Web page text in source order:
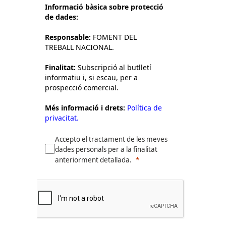
Informació bàsica sobre protecció
de dades:
Responsable: FOMENT DEL
TREBALL NACIONAL.
Finalitat: Subscripció al butlletí
informatiu i, si escau, per a
prospecció comercial.
Més informació i drets: Política de
privacitat.
Accepto el tractament de les meves
dades personals per a la finalitat
anteriorment detallada.